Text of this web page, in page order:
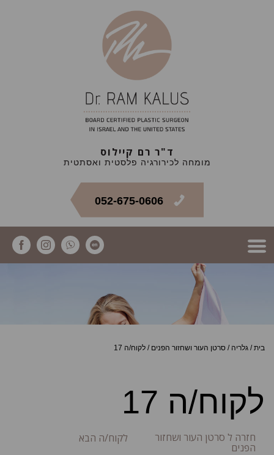
ד"ר רם קיילוס
מומחה לכירורגיה פלסטית ואסתטית
052-675-0606
בית/ גלריה / סרטן העור ושחזור הפנים / לקוח/ה 17
לקוח/ה 17
חזרה ל סרטן העור ושחזור
הפנים
לקוח/ה הבא